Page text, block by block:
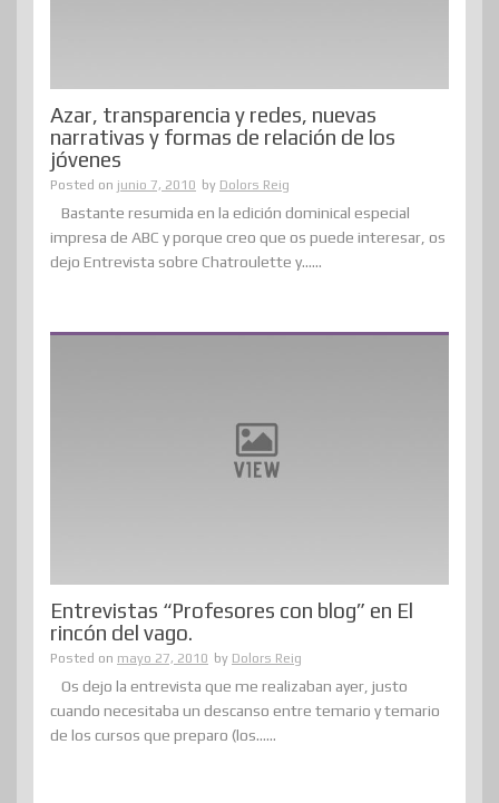
Azar, transparencia y redes, nuevas
narrativas y formas de relación de los
jóvenes
Posted on junio 7, 2010 by Dolors Reig
Bastante resumida en la edición dominical especial
impresa de ABC y porque creo que os puede interesar, os
dejo Entrevista sobre Chatroulette y......
Entrevistas “Profesores con blog” en El
rincón del vago.
Posted on mayo 27, 2010 by Dolors Reig
Os dejo la entrevista que me realizaban ayer, justo
cuando necesitaba un descanso entre temario y temario
de los cursos que preparo (los......